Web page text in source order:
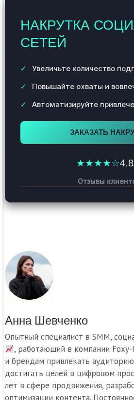
НАКРУТКА
СЕТЕЙ
Увеличьте количество
Повышайте охваты и
Автоматизируйте
ЗАКАЗАТЬ
★★★★☆
Отзывы
Анна Шевченко
Опытный специалист в SMM,
, работающий в компании
и брендам привлекать
достигать целей в цифровом
лет в сфере продвижения,
оптимизации контента.